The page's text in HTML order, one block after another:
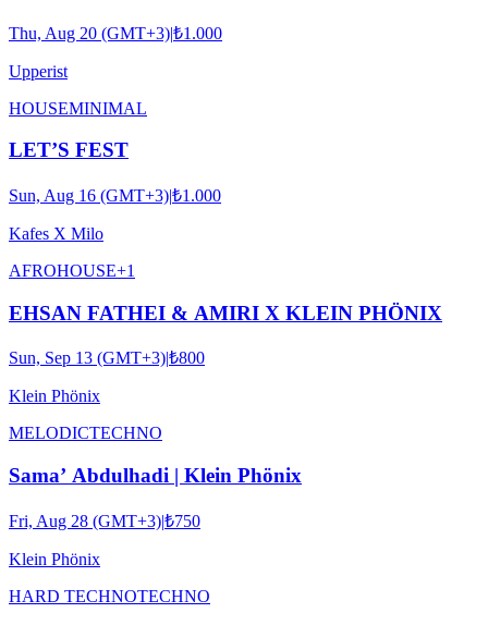
Thu, Aug 20 (GMT+3)|₺1.000
Upperist
HOUSEMINIMAL
LET’S FEST
Sun, Aug 16 (GMT+3)|₺1.000
Kafes X Milo
AFROHOUSE+1
EHSAN FATHEI & AMIRI X KLEIN PHÖNIX
Sun, Sep 13 (GMT+3)|₺800
Klein Phönix
MELODICTECHNO
Sama’ Abdulhadi | Klein Phönix
Fri, Aug 28 (GMT+3)|₺750
Klein Phönix
HARD TECHNOTECHNO